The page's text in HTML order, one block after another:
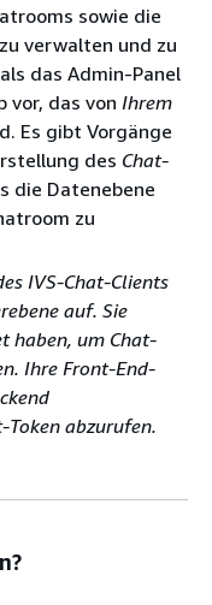
sowie die
verwalten und zu
das Admin-Panel
vor, das von Ihrem
Es gibt Vorgänge
des Chat-
die Datenebene
zu
IVS-Chat-Clients
auf. Sie
haben, um Chat-
Ihre Front-End-
Token abzurufen.